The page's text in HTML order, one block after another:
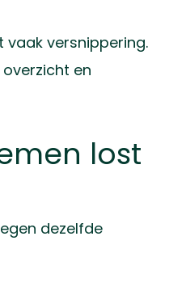
versnippering.
overzicht en
lost
dezelfde